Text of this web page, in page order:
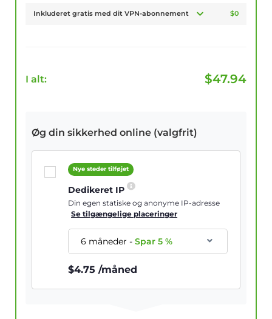
Inkluderet gratis med dit VPN-abonnement $0
I alt: $47.94
Øg din sikkerhed online (valgfrit)
Nye steder tilføjet
Dedikeret IP
Din egen statiske og anonyme IP-adresse
Se tilgængelige placeringer
6 måneder-Spar5 %
$4.75 /måned